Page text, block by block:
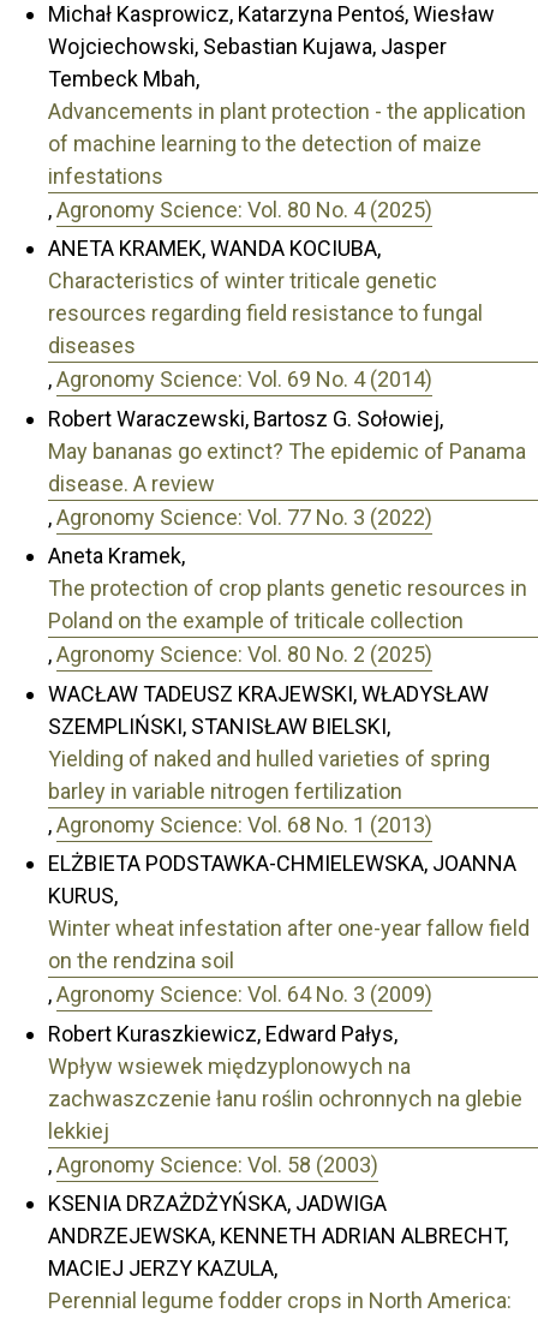
Michał Kasprowicz, Katarzyna Pentoś, Wiesław
Wojciechowski, Sebastian Kujawa, Jasper
Tembeck Mbah,
Advancements in plant protection - the application
of machine learning to the detection of maize
infestations
,Agronomy Science: Vol. 80 No. 4 (2025)
ANETA KRAMEK, WANDA KOCIUBA,
Characteristics of winter triticale genetic
resources regarding field resistance to fungal
diseases
,Agronomy Science: Vol. 69 No. 4 (2014)
Robert Waraczewski, Bartosz G. Sołowiej,
May bananas go extinct? The epidemic of Panama
disease. A review
,Agronomy Science: Vol. 77 No. 3 (2022)
Aneta Kramek,
The protection of crop plants genetic resources in
Poland on the example of triticale collection
,Agronomy Science: Vol. 80 No. 2 (2025)
WACŁAW TADEUSZ KRAJEWSKI, WŁADYSŁAW
SZEMPLIŃSKI, STANISŁAW BIELSKI,
Yielding of naked and hulled varieties of spring
barley in variable nitrogen fertilization
,Agronomy Science: Vol. 68 No. 1 (2013)
ELŻBIETA PODSTAWKA-CHMIELEWSKA, JOANNA
KURUS,
Winter wheat infestation after one-year fallow field
on the rendzina soil
,Agronomy Science: Vol. 64 No. 3 (2009)
Robert Kuraszkiewicz, Edward Pałys,
Wpływ wsiewek międzyplonowych na
zachwaszczenie łanu roślin ochronnych na glebie
lekkiej
,Agronomy Science: Vol. 58 (2003)
KSENIA DRZAŻDŻYŃSKA, JADWIGA
ANDRZEJEWSKA, KENNETH ADRIAN ALBRECHT,
MACIEJ JERZY KAZULA,
Perennial legume fodder crops in North America: